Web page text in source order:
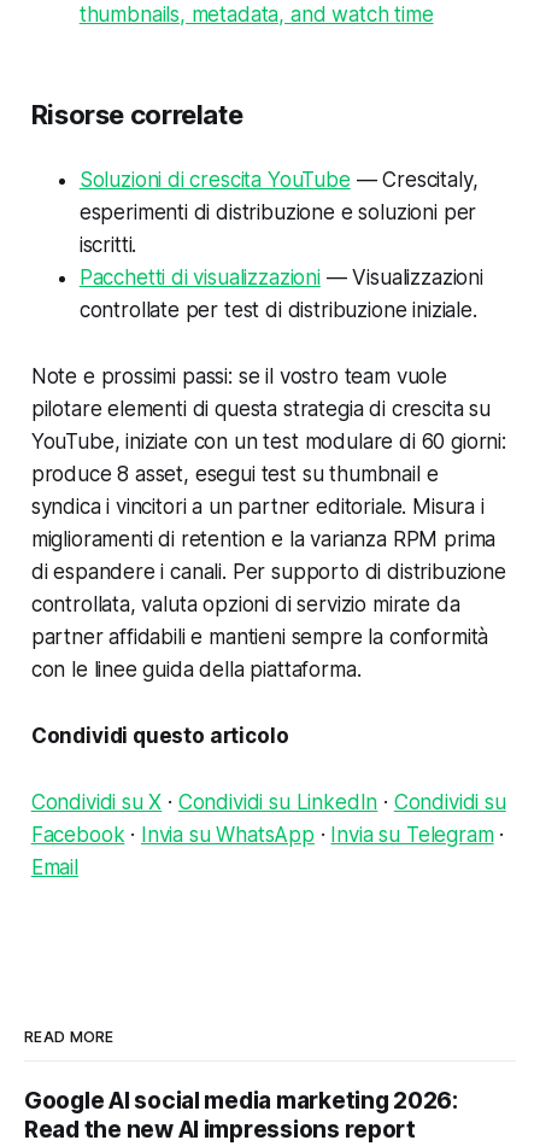
thumbnails, metadata, and watch time
Risorse correlate
Soluzioni di crescita YouTube — Crescitaly,
esperimenti di distribuzione e soluzioni per
iscritti.
Pacchetti di visualizzazioni— Visualizzazioni
controllate per test di distribuzione iniziale.
Note e prossimi passi: se il vostro team vuole
pilotare elementi di questa strategia di crescita su
YouTube, iniziate con un test modulare di 60 giorni:
produce 8 asset, esegui test su thumbnail e
syndica i vincitori a un partner editoriale. Misura i
miglioramenti di retention e la varianza RPM prima
di espandere i canali. Per supporto di distribuzione
controllata, valuta opzioni di servizio mirate da
partner affidabili e mantieni sempre la conformità
con le linee guida della piattaforma.
Condividi questo articolo
Condividi su X · Condividi su LinkedIn · Condividi su
Facebook· Invia su WhatsApp · Invia su Telegram·
Email
READ MORE
Google AI social media marketing 2026:
Read the new AI impressions report